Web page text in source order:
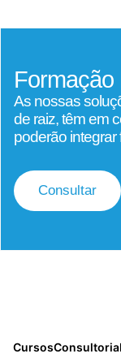
Formação
As nossas
de raiz, têm em
poderão
Consultar
CursosConsultoria